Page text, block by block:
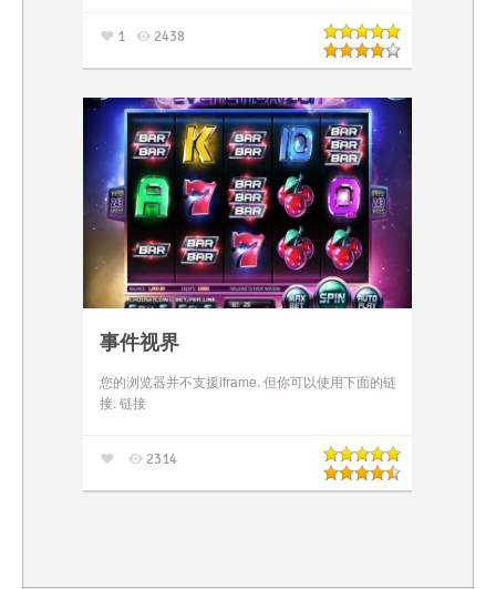
1 2438
事件视界
您的浏览器并不支援iframe. 但你可以使用下面的链
接. 链接
2314